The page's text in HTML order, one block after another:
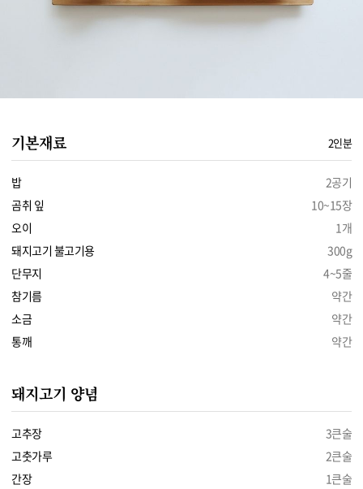
기본재료 2인분
밥
2공기
곰취 잎
10~15장
오이
1개
돼지고기 불고기용
300g
단무지
4~5줄
참기름
약간
소금
약간
통깨
약간
돼지고기 양념
고추장
3큰술
고춧가루
2큰술
간장
1큰술